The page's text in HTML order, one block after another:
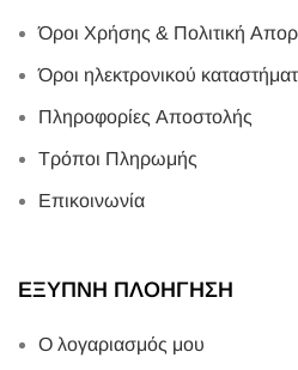
Όροι Χρήσης & Πολιτική
Όροι ηλεκτρονικού
Πληροφορίες Αποστολής
Τρόποι Πληρωμής
Επικοινωνία
ΕΞΥΠΝΗ ΠΛΟΗΓΗΣΗ
Ο λογαριασμός μου